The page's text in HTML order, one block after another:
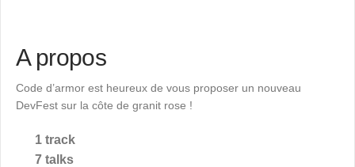
A propos
Code d’armor est heureux de vous proposer un nouveau
DevFest sur la côte de granit rose !
1 track
7 talks